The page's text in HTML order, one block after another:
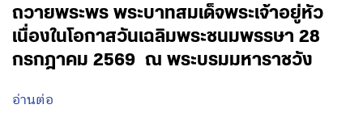
ถวายพระพร พระบาทสมเด็จพระเจ้าอยู่หัว
เนื่องในโอกาสวันเฉลิมพระชนมพรรษา 28
กรกฎาคม 2569 ณ พระบรมมหาราชวัง
อ่านต่อ